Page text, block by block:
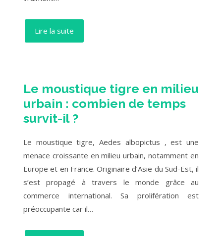
Lire la suite
Le moustique tigre en milieu
urbain : combien de temps
survit-il ?
Le moustique tigre, Aedes albopictus , est une
menace croissante en milieu urbain, notamment en
Europe et en France. Originaire d’Asie du Sud-Est, il
s’est propagé à travers le monde grâce au
commerce international. Sa prolifération est
préoccupante car il…